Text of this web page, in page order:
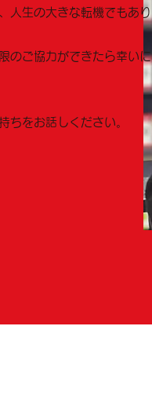
人生の大きな転機でもあり
のご協力ができたら幸いに
ちをお話しください。